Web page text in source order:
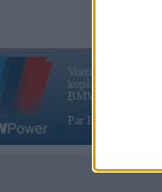
Vortāls
kopš 2002. gada
BMW AG.
Par BMWPower